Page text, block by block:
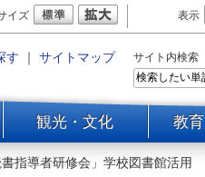
イズ 表示
す ｜ サイトマップ サイト内検索
観光・文化 教
指導者研修会」学校図書館活用